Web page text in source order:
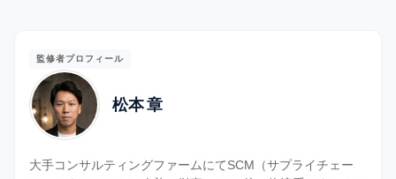
監修者プロフィール
松本 章
大手コンサルティングファームにてSCM（サプライチェー